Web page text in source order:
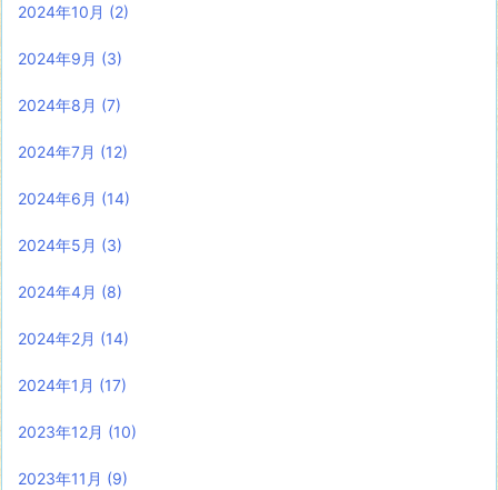
2024年10月 (2)
2024年9月 (3)
2024年8月 (7)
2024年7月 (12)
2024年6月 (14)
2024年5月 (3)
2024年4月 (8)
2024年2月 (14)
2024年1月 (17)
2023年12月 (10)
2023年11月 (9)